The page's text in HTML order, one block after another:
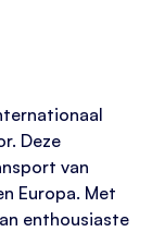
Deze
van
Europa. Met
enthousiaste